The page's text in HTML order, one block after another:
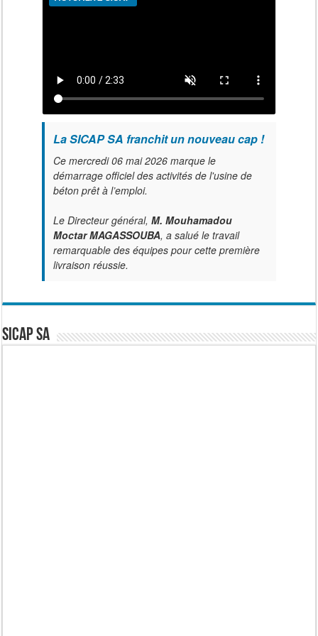
La SICAP SA franchit un nouveau cap !
Ce mercredi 06 mai 2026 marque le
démarrage officiel des activités de l'usine de
béton prêt à l’emploi.
Le Directeur général, M. Mouhamadou
Moctar MAGASSOUBA, a salué le travail
remarquable des équipes pour cette première
livraison réussie.
SICAP SA